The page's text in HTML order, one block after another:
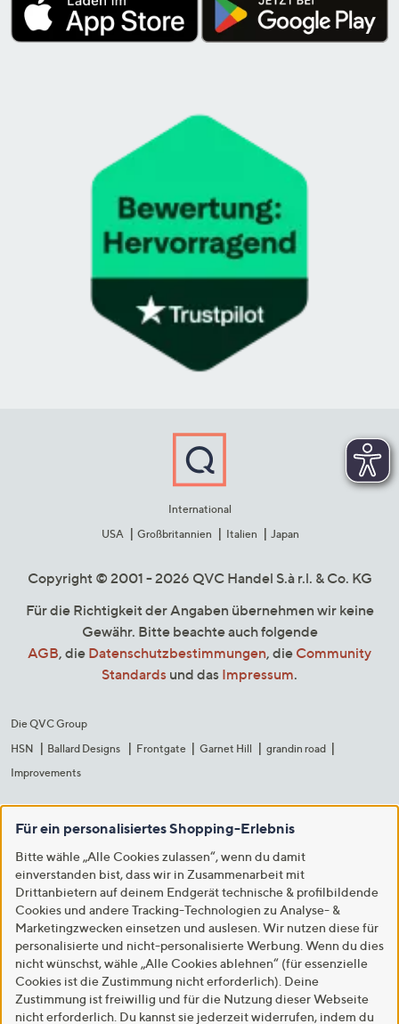
International
USA
Großbritannien Italien Japan
Copyright © 2001 - 2026 QVC Handel S.à r.l. & Co. KG
Für die Richtigkeit der Angaben übernehmen wir keine
Gewähr. Bitte beachte auch folgende
AGB, die Datenschutzbestimmungen, die Community
Standards und das Impressum.
Die QVC Group
HSN
Ballard Designs Frontgate Garnet Hill
grandin road
Improvements
Für ein personalisiertes Shopping-Erlebnis
Bitte wähle „Alle Cookies zulassen“, wenn du damit
einverstanden bist, dass wir in Zusammenarbeit mit
Drittanbietern auf deinem Endgerät technische & profilbildende
Cookies und andere Tracking-Technologien zu Analyse- &
Marketingzwecken einsetzen und auslesen. Wir nutzen diese für
personalisierte und nicht-personalisierte Werbung. Wenn du dies
nicht wünschst, wähle „Alle Cookies ablehnen“ (für essenzielle
Cookies ist die Zustimmung nicht erforderlich). Deine
Zustimmung ist freiwillig und für die Nutzung dieser Webseite
nicht erforderlich. Du kannst sie jederzeit widerrufen, indem du